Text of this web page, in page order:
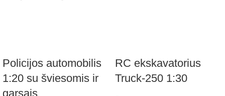
Policijos automobilis
1:20 su šviesomis ir
garsais
RC ekskavatorius
Truck‑250 1:30